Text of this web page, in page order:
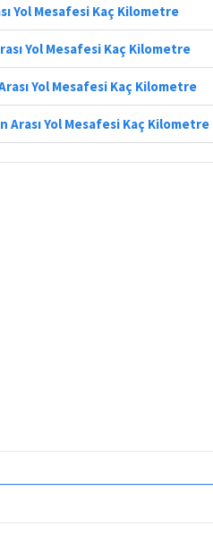
Yol Mesafesi Kaç Kilometre
Yol Mesafesi Kaç Kilometre
Yol Mesafesi Kaç Kilometre
Yol Mesafesi Kaç Kilometre